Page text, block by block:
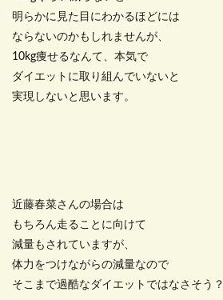
明らかに見た目にわかるほどには
ならないのかもしれませんが、
10kg痩せるなんて、本気で
ダイエットに取り組んでいないと
実現しないと思います。
近藤春菜さんの場合は
もちろん走ることに向けて
減量もされていますが、
体力をつけながらの減量なので
そこまで過酷なダイエットではなさそう？